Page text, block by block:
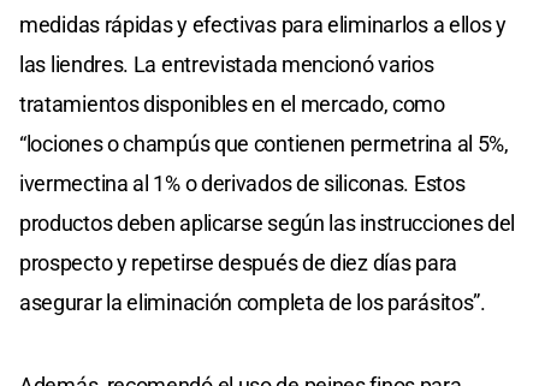
medidas rápidas y efectivas para eliminarlos a ellos y
las liendres. La entrevistada mencionó varios
tratamientos disponibles en el mercado, como
“lociones o champús que contienen permetrina al 5%,
ivermectina al 1% o derivados de siliconas. Estos
productos deben aplicarse según las instrucciones del
prospecto y repetirse después de diez días para
asegurar la eliminación completa de los parásitos”.